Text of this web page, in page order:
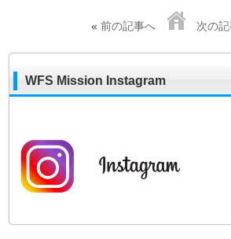
« 前の記事へ 次の
WFS Mission Instagram